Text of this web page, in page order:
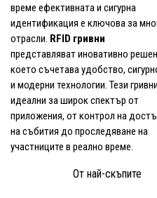
време ефективната и сигурна
идентификация е ключова за
отрасли. RFID гривни
представляват иновативно
което съчетава удобство,
и модерни технологии. Тези
идеални за широк спектър от
приложения, от контрол на
на събития до проследяване на
участниците в реално време.
От най-скъпите